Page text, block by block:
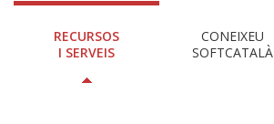
RECURSOS
I SERVEIS
CONEIXEU
SOFTCATALÀ